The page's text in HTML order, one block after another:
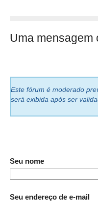
Uma mensagem
Este fórum é moderado
será exibida após ser
Seu nome
Seu endereço de e-mail